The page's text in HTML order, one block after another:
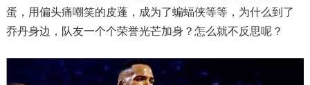
蛋，用偏头痛嘲笑的皮蓬，成为了蝙蝠侠等等，为什么到了
乔丹身边，队友一个个荣誉光芒加身？怎么就不反思呢？